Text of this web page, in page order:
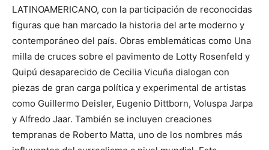
LATINOAMERICANO, con la participación de reconocidas
figuras que han marcado la historia del arte moderno y
contemporáneo del país. Obras emblemáticas como Una
milla de cruces sobre el pavimento de Lotty Rosenfeld y
Quipú desaparecido de Cecilia Vicuña dialogan con
piezas de gran carga política y experimental de artistas
como Guillermo Deisler, Eugenio Dittborn, Voluspa Jarpa
y Alfredo Jaar. También se incluyen creaciones
tempranas de Roberto Matta, uno de los nombres más